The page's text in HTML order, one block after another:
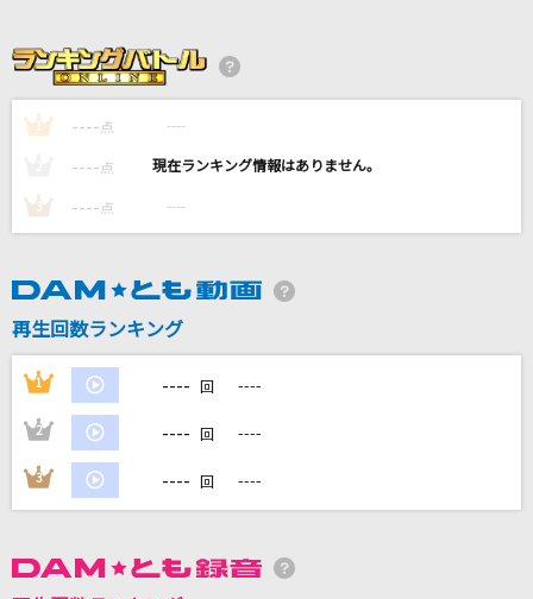
モア]
[生音]なごり雪
イエスタデイ
Official髭男dism
DAMの新曲・ランキングなど
カラオケ最新情報をチェック！
1 ---- 点 ----
---- 点 ----
3 ---- 点 ----
再生回数ランキング
1 ---- 回 ----
2 ---- 回 ----
3 ---- 回 ----